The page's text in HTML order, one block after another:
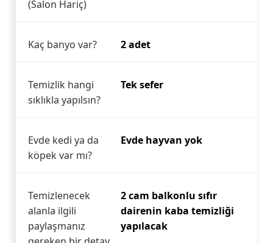
(Salon Hariç)
Kaç banyo var? 2 adet
Temizlik hangi
sıklıkla yapılsın?
Tek sefer
Evde kedi ya da
köpek var mı?
Evde hayvan yok
Temizlenecek
alanla ilgili
paylaşmanız
2 cam balkonlu sıfır
dairenin kaba temizliği
yapılacak